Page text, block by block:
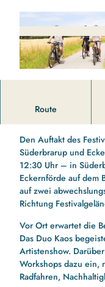
Route
Am 30.08.2026 steht
Den Auftakt des
Süderbrarup und
12:30 Uhr – in
Eckernförde auf dem
auf zwei
Richtung
Vor Ort erwartet die
Das Duo Kaos
Artistenshow.
Workshops dazu ein,
Radfahren,